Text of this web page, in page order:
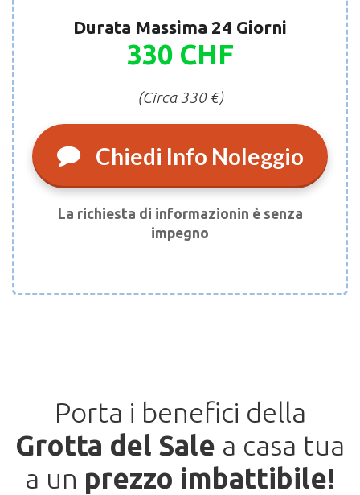
Durata Massima 24 Giorni
330 CHF
(Circa 330 €)
Chiedi Info Noleggio
La richiesta di informazionin è senza
impegno
Porta i benefici della
Grotta del Sale a casa tua
a un prezzo imbattibile!